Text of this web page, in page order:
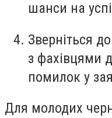
шанси на
Зверніться
з фахівцями
помилок у
Для молодих